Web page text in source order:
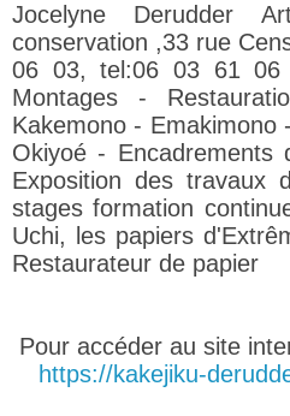
Jocelyne Derudder
conservation ,33 rue
06 03, tel:06 03 61 06
Montages -
Kakemono - Emakimono
Okiyoé - Encadrements
Exposition des travaux
stages formation
Uchi, les papiers
Restaurateur de papier
Pour accéder au site
https://kakejiku-